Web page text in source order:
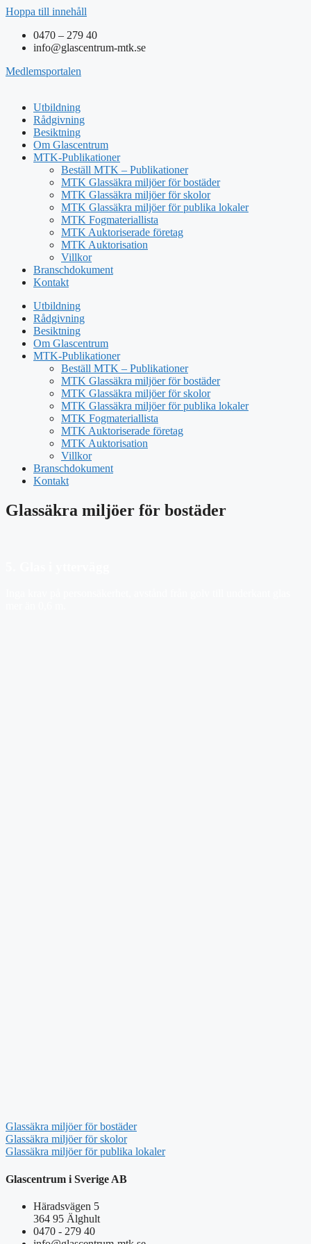
Hoppa till innehåll
0470 – 279 40
info@glascentrum-mtk.se
Medlemsportalen
Utbildning
Rådgivning
Besiktning
Om Glascentrum
MTK-Publikationer
Beställ MTK – Publikationer
MTK Glassäkra miljöer för bostäder
MTK Glassäkra miljöer för skolor
MTK Glassäkra miljöer för publika lokaler
MTK Fogmateriallista
MTK Auktoriserade företag
MTK Auktorisation
Villkor
Branschdokument
Kontakt
Utbildning
Rådgivning
Besiktning
Om Glascentrum
MTK-Publikationer
Beställ MTK – Publikationer
MTK Glassäkra miljöer för bostäder
MTK Glassäkra miljöer för skolor
MTK Glassäkra miljöer för publika lokaler
MTK Fogmateriallista
MTK Auktoriserade företag
MTK Auktorisation
Villkor
Branschdokument
Kontakt
Glassäkra miljöer för bostäder
Glassäkra miljöer för bostäder
Glassäkra miljöer för skolor
Glassäkra miljöer för publika lokaler
Glascentrum i Sverige AB
Häradsvägen 5
364 95 Älghult
0470 - 279 40